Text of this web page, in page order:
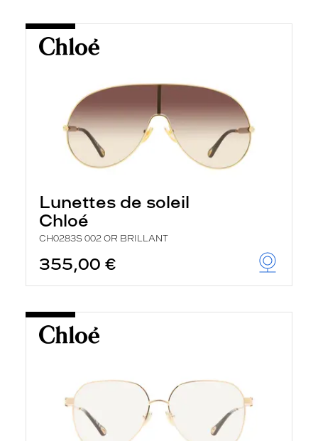
Lunettes de soleil
Chloé
CH0283S 002 OR BRILLANT
355,00 €